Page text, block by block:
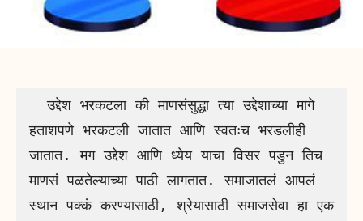
  उद्देश भरकटला की माणसंसुद्धा त्या उद्देशाच्या मागे
हताशपणे भरकटली जातात आणि स्वतःच भरडलीही
जातात. मग उद्देश आणि ध्येय याचा विसर पडुन तिच
माणसं पळतेल्याच्या पाठी लागतात. समाजातलं आपलं
स्थान पक्कं करण्यासाठी, श्रेयासाठी समाजसेवा हा एक